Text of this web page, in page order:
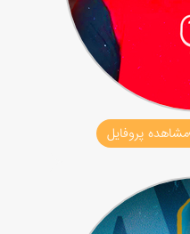
مشاهده پروفایل